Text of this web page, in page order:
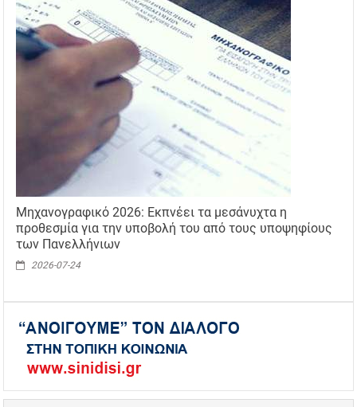
Μηχανογραφικό 2026: Εκπνέει τα μεσάνυχτα η
προθεσμία για την υποβολή του από τους υποψηφίους
των Πανελλήνιων
2026-07-24